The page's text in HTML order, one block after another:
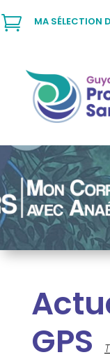
 MA SÉLECTION
GPS